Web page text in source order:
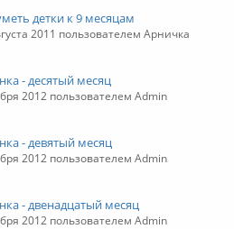
детки к 9 месяцам
2011 пользователем Арничка
- десятый месяц
2012 пользователем Admin
- девятый месяц
2012 пользователем Admin
- двенадцатый месяц
2012 пользователем Admin